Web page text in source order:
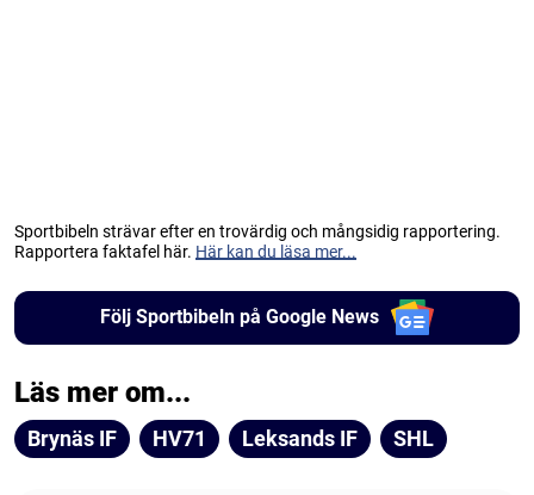
Sportbibeln strävar efter en trovärdig och mångsidig rapportering.
Rapportera faktafel här. Här kan du läsa mer...
Följ Sportbibeln på Google News
Läs mer om...
Brynäs IF HV71 Leksands IF SHL